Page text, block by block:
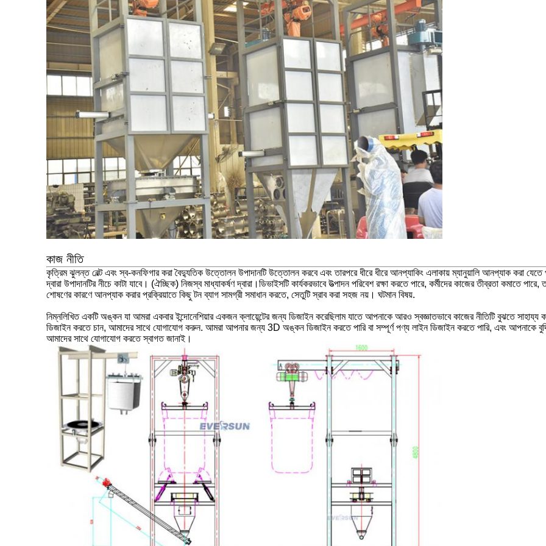
কাজ নীতি
কৃত্রিম ঝুলন্ত বেল্ট এবং স্ব-কনফিগার করা বৈদ্যুতিক উত্তোলন উপাদানটি উত্তোলন করবে এবং তারপরে ধীরে ধীরে আনপ্যাকিং এলাকায় ম্যানুয়ালি আনপ্যাক করা যেতে
দ্বারা উপাদানটির নীচে কাটা যাবে। (ঐচ্ছিক) নিজস্ব মাধ্যাকর্ষণ দ্বারা।ডিভাইসটি কার্যকরভাবে উত্পাদন পরিবেশ রক্ষা করতে পারে, কর্মীদের কাজের তীব্রতা কমাতে
শোষণের কারণে আনপ্যাক করার প্রক্রিয়াতে কিছু টন ব্যাগ সামগ্রী সমাধান করতে, সেতুটি স্রাব করা সহজ নয়। ঘটমান বিষয়.
নিম্নলিখিত একটি অঙ্কন যা আমরা একবার ইন্দোনেশিয়ার একজন ক্লায়েন্টের জন্য ডিজাইন করেছিলাম যাতে আপনাকে আরও স্বজ্ঞাতভাবে কাজের নীতিটি বুঝতে সাহায্য
ডিজাইন করতে চান, আমাদের সাথে যোগাযোগ করুন. আমরা আপনার জন্য 3D অঙ্কন ডিজাইন করতে পারি বা সম্পূর্ণ পণ্য লাইন ডিজাইন করতে পারি, এবং আপনাকে
আমাদের সাথে যোগাযোগ করতে স্বাগত জানাই।